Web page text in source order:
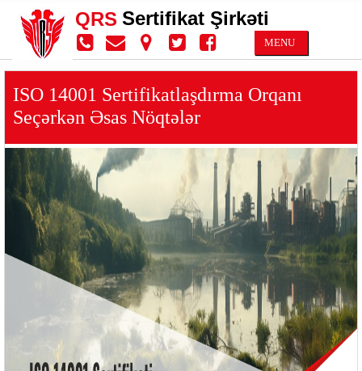
QRS Sertifikat Şirkəti
MENU
ISO 14001 Sertifikatlaşdırma Orqanı
Seçərkən Əsas Nöqtələr